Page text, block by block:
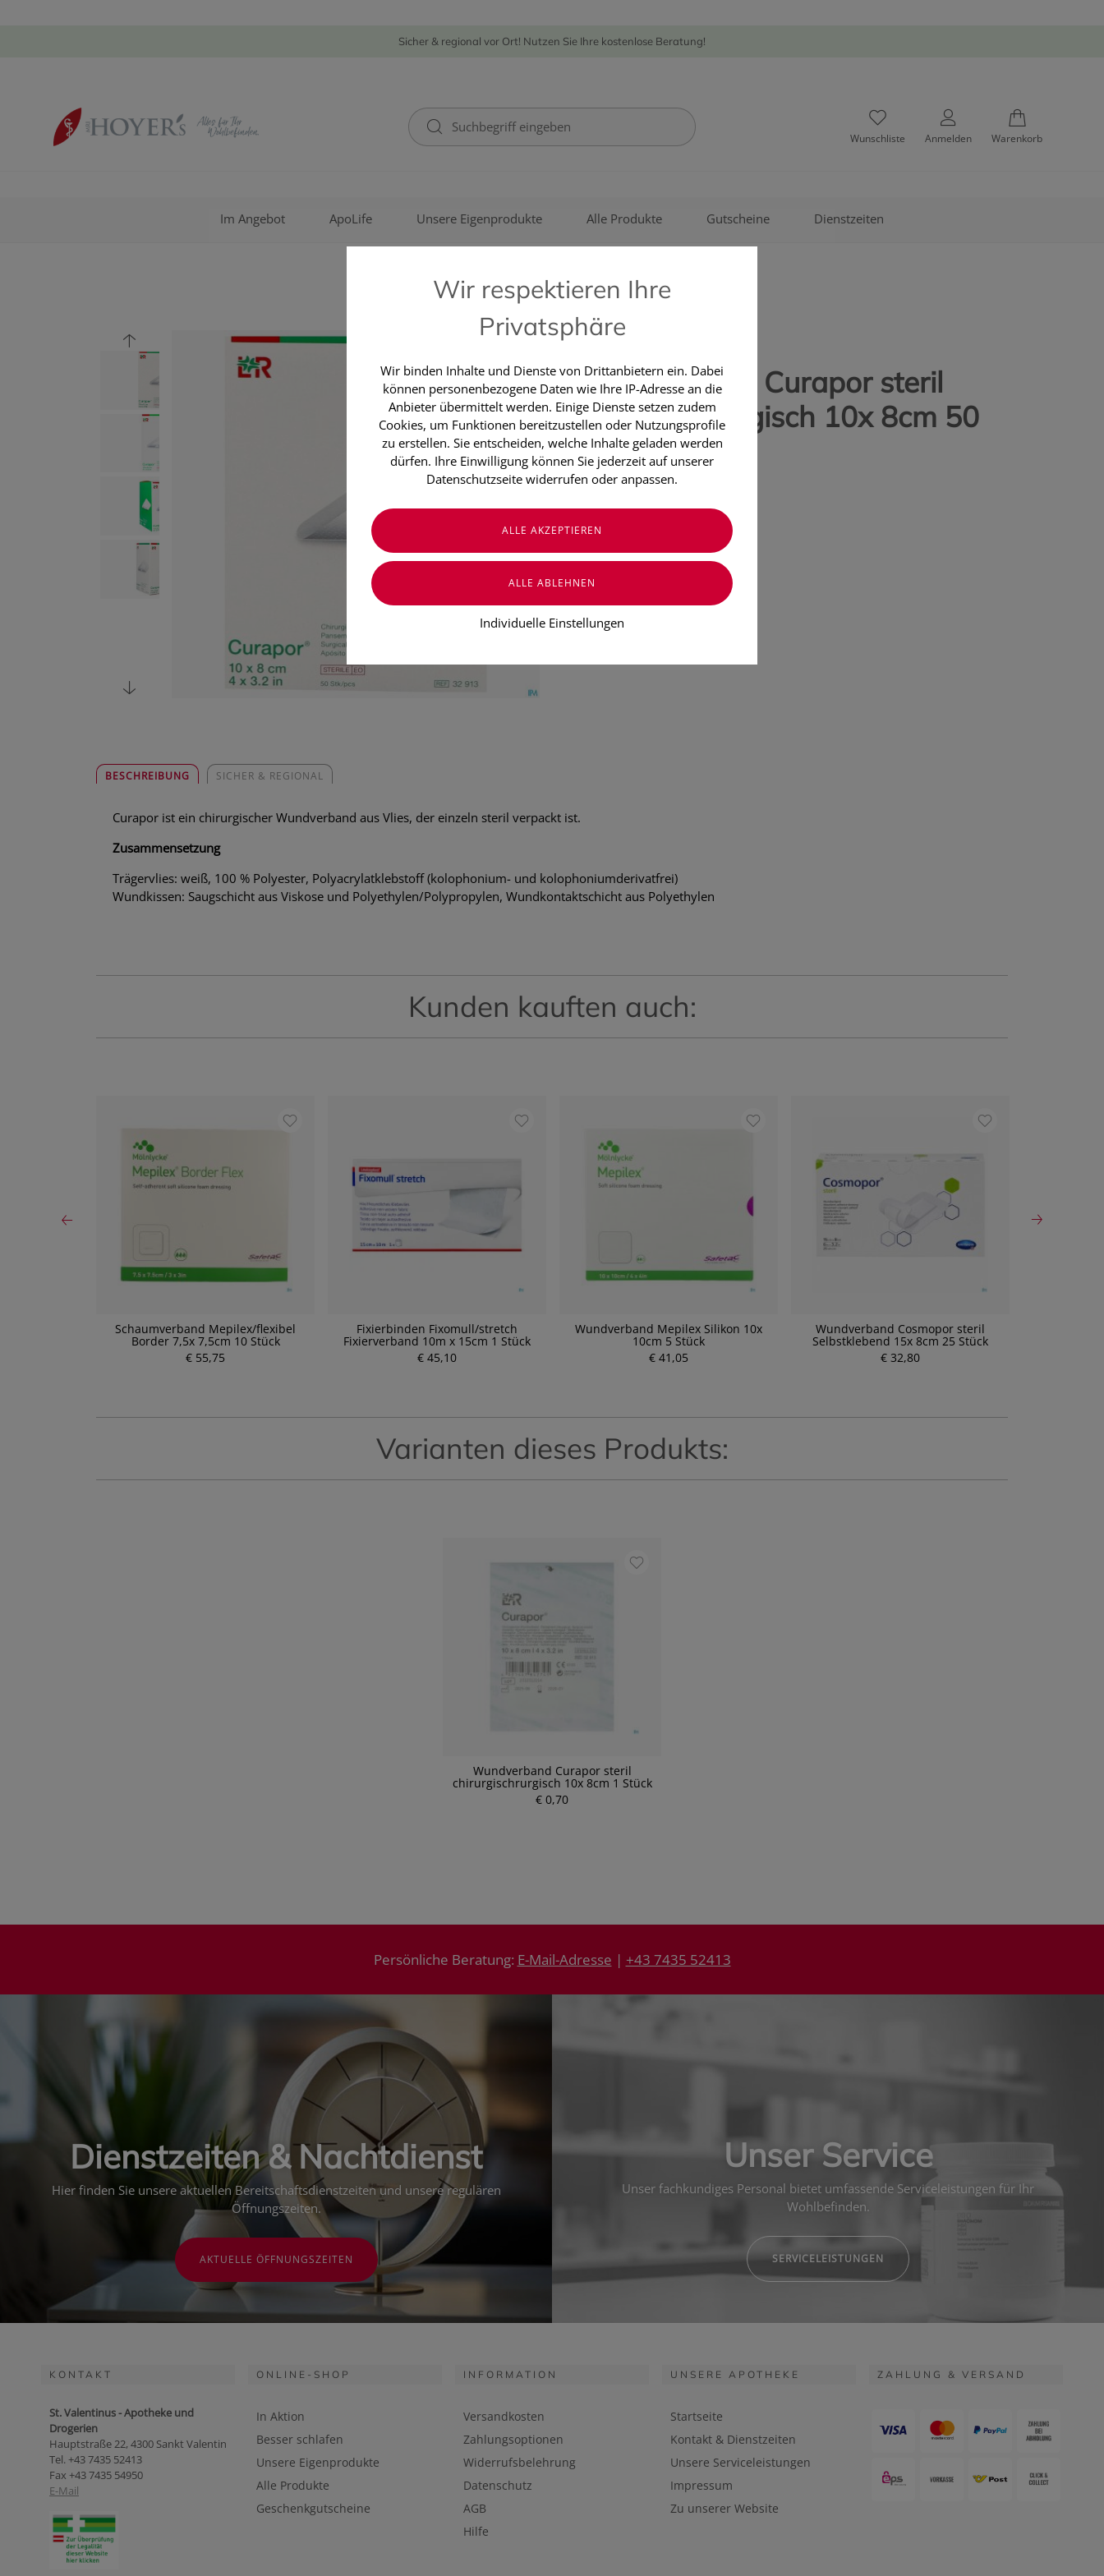
Sicher & regional vor Ort! Nutzen Sie Ihre kostenlose Beratung!
Wunschliste Anmelden Warenkorb
Im Angebot ApoLife Unsere Eigenprodukte Alle Produkte Gutscheine Dienstzeiten
LOHMANN & RAUSCHER GMBH
Wundverband Curapor steril
chirurgischrurgisch 10x 8cm 50
Stück
€ 34,70
€ 0,69/ Stück
Preis inkl. MwSt.
BESCHREIBUNG SICHER & REGIONAL
Curapor ist ein chirurgischer Wundverband aus Vlies, der einzeln steril verpackt ist.
Zusammensetzung
Trägervlies: weiß, 100 % Polyester, Polyacrylatklebstoff (kolophonium- und kolophoniumderivatfrei)
Wundkissen: Saugschicht aus Viskose und Polyethylen/Polypropylen, Wundkontaktschicht aus Polyethylen
Kunden kauften auch:
Schaumverband Mepilex/flexibel
Border 7,5x 7,5cm 10 Stück
€ 55,75
Fixierbinden Fixomull/stretch
Fixierverband 10m x 15cm 1 Stück
€ 45,10
Wundverband Mepilex Silikon 10x
10cm 5 Stück
€ 41,05
Wundverband Cosmopor steril
Selbstklebend 15x 8cm 25 Stück
€ 32,80
P
s s s
Varianten dieses Produkts:
Wundverband Curapor steril
chirurgischrurgisch 10x 8cm 1 Stück
€ 0,70
Wir respektieren Ihre
Privatsphäre
Wir binden Inhalte und Dienste von Drittanbietern ein. Dabei
können personenbezogene Daten wie Ihre IP-Adresse an die
Anbieter übermittelt werden. Einige Dienste setzen zudem
Cookies, um Funktionen bereitzustellen oder Nutzungsprofile
zu erstellen. Sie entscheiden, welche Inhalte geladen werden
dürfen. Ihre Einwilligung können Sie jederzeit auf unserer
Datenschutzseite widerrufen oder anpassen.
Individuelle Einstellungen
Persönliche Beratung: E-Mail-Adresse | +43 7435 52413
Dienstzeiten & Nachtdienst
Hier finden Sie unsere aktuellen Bereitschaftsdienstzeiten und unsere regulären
Öffnungszeiten.
AKTUELLE ÖFFNUNGSZEITEN
Unser Service
Unser fachkundiges Personal bietet umfassende Serviceleistungen für Ihr
Wohlbefinden.
SERVICELEISTUNGEN
KONTAKT
St. Valentinus - Apotheke und
Drogerien
Hauptstraße 22, 4300 Sankt Valentin
Tel. +43 7435 52413
Fax +43 7435 54950
E-Mail
ONLINE-SHOP
In Aktion
Besser schlafen
Unsere Eigenprodukte
Alle Produkte
Geschenkgutscheine
INFORMATION
Versandkosten
Zahlungsoptionen
Widerrufsbelehrung
Datenschutz
AGB
Hilfe
UNSERE APOTHEKE
Startseite
Kontakt & Dienstzeiten
Unsere Serviceleistungen
Impressum
Zu unserer Website
ZAHLUNG & VERSAND